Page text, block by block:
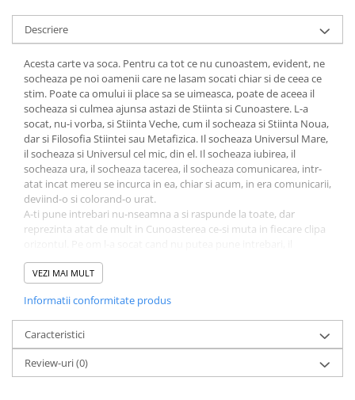
Povesti
Povesti - Basme - Legende
Realitatea Augmentata
Religie pentru copii
ScienceConnection
TP ROLL
Descriere
Acesta carte va soca. Pentru ca tot ce nu cunoastem, evident, ne
socheaza pe noi oamenii care ne lasam socati chiar si de ceea ce
stim. Poate ca omului ii place sa se uimeasca, poate de aceea il
socheaza si culmea ajunsa astazi de Stiinta si Cunoastere. L-a
socat, nu-i vorba, si Stiinta Veche, cum il socheaza si Stiinta Noua,
dar si Filosofia Stiintei sau Metafizica. Il socheaza Universul Mare,
il socheaza si Universul cel mic, din el. Il socheaza iubirea, il
socheaza ura, il socheaza tacerea, il socheaza comunicarea, intr-
atat incat mereu se incurca in ea, chiar si acum, in era comunicarii,
deviind-o si colorand-o urat.
A-ti pune intrebari nu-nseamna a si raspunde la toate, dar
reprezinta atat de mult in Cunoasterea ce-si muta in fiecare clipa
socheaza si acum cand poate.
Aceasta carte este o carte despre intrebari si speranta. Speranta
fericirii. Or, nu acesta este sensul?
Profesorul univ. dr. Dumitru Constantin-Dulcan este medic
neurolog si psihiatru, autor a numeroase monografii, tratate,
lucrari si carti de certa valoare stiintifica dar si eseistica, cu ample
VEZI MAI MULT
Informatii conformitate produs
Caracteristici
Review-uri(0)